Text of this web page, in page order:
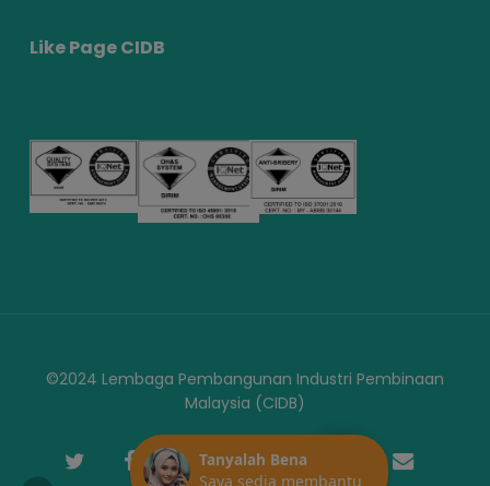
Like Page CIDB
©2024 Lembaga Pembangunan Industri Pembinaan
Malaysia (CIDB)
twitter facebookyoutubeinstagramtelegram phone email